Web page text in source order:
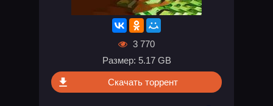
3 770
Размер: 5.17 GB
Скачать торрент